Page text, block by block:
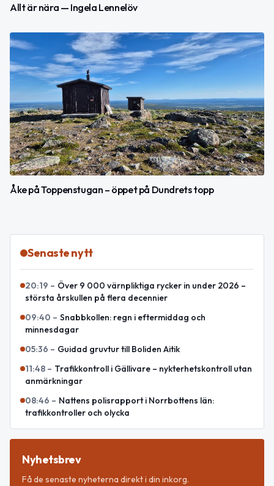
Allt är nära — Ingela Lennelöv
Åke på Toppenstugan – öppet på Dundrets topp
Senaste nytt
20:19 – Över 9 000 värnpliktiga rycker in under 2026 –
största årskullen på flera decennier
09:40 – Snabbkollen: regn i eftermiddag och
minnesdagar
05:36 – Guidad gruvtur till Boliden Aitik
11:48 – Trafikkontroll i Gällivare – nykterhetskontroll utan
anmärkningar
08:46 – Nattens polisrapport i Norrbottens län:
trafikkontroller och olycka
Nyhetsbrev
Få de senaste nyheterna direkt i din inkorg.